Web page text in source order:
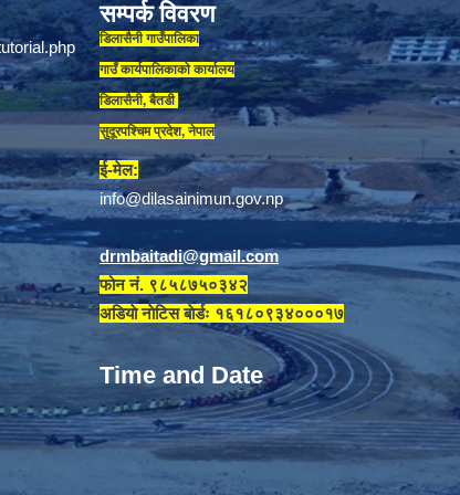
सम्पर्क विवरण
डिलासैनी गाउँपालिका
गाउँ कार्यपालिकाकाे कार्यालय
डिलासैनी, बैतडी
सुदूरपश्चिम प्रदेश, नेपाल
ई-मेल:
info@dilasainimun.gov.np
drmbaitadi@gmail.com
फोन नं. ९८५८७५०३४२
अडियाे नाेटिस बाेर्डः १६१८०९३४०००१७
Time and Date